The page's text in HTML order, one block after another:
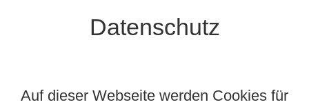
Datenschutz
Auf dieser Webseite werden Cookies für